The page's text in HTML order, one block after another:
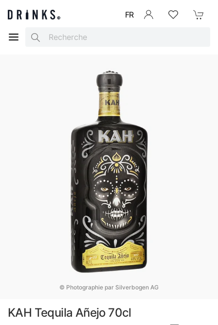
FR
Search
© Photographie par Silverbogen AG
KAH Tequila Añejo 70cl